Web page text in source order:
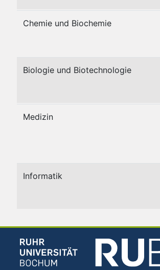
Chemie und Biochemie
Biologie und Biotechnologie
Medizin
Informatik